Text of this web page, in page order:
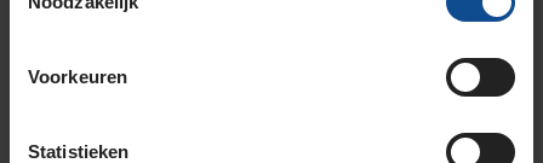
Voorkeuren
Statistieken
265/50R19 110Y EXTRALOAD
275/55R19 111W